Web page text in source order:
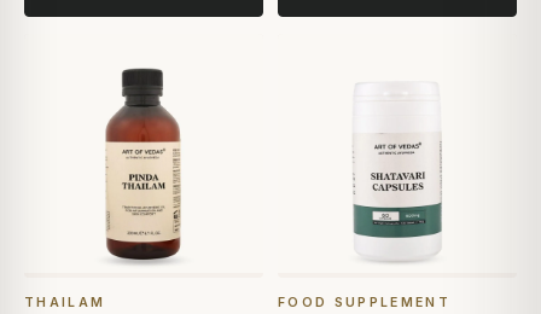
THAILAM FOOD SUPPLEMENT